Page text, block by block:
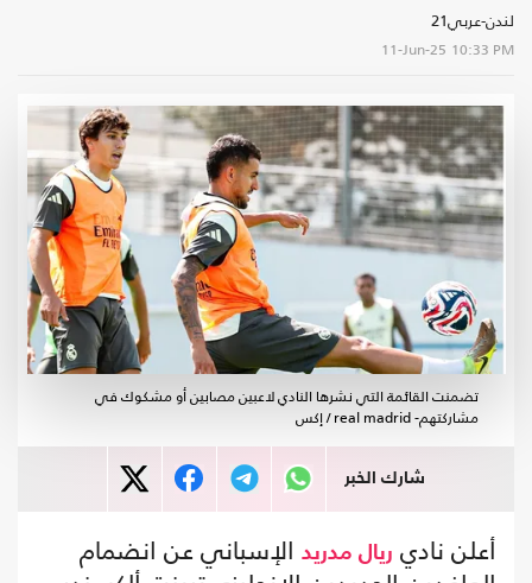
لندن-عربي21
11-Jun-25 10:33 PM
تضمنت القائمة التي نشرها النادي لاعبين مصابين أو مشكوك في
مشاركتهم- real madrid / إكس
شارك الخبر
أعلن نادي ريال مدريد الإسباني عن انضمام